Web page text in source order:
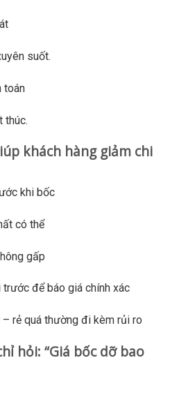
suốt.
toán
thúc.
khách hàng giảm chi
khi bốc
có thể
gấp
để báo giá chính xác
rẻ quá thường đi kèm rủi ro
hỏi: “Giá bốc dỡ bao